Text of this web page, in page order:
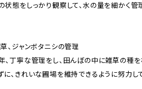
態をしっかり観察して、水の量を細かく管
草、ジャンボタニシの管理
、丁寧な管理をし、田んぼの中に雑草の種
に、きれいな圃場を維持できるように努力し